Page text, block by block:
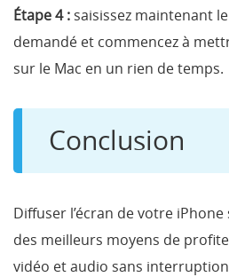
Étape 4 : saisissez maintenant
demandé et commencez à
sur le Mac en un rien de temps.
Conclusion
Diffuser l’écran de votre
des meilleurs moyens de
vidéo et audio sans